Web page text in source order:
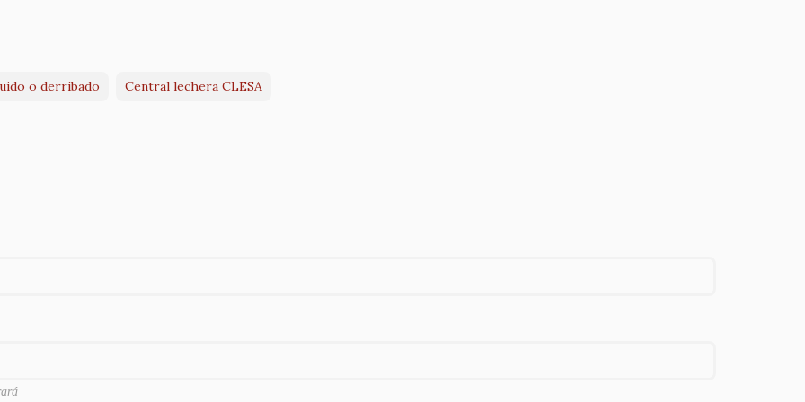
o derribado Central lechera CLESA